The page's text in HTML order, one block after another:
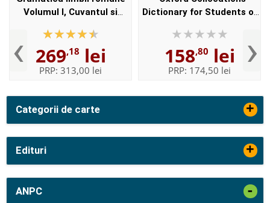
Categorii de carte +
Edituri +
ANPC -
‹
Volumul I, Cuvantul si
Elaborata sub egida
Institutului de
Lingvistica,,...
269,18 lei
PRP: 313,00 lei
Dictionary for Students of
students of English -
Format, Paperback
158,80 lei
PRP: 174,50 lei ›